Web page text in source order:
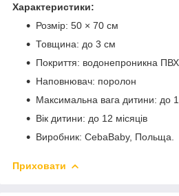
Характеристики:
Розмір: 50 × 70 см
Товщина: до 3 см
Покриття: водонепроникна
Наповнювач: поролон
Максимальна вага дитини: до
Вік дитини: до 12 місяців
Виробник: CebaBaby, Польща.
Приховати